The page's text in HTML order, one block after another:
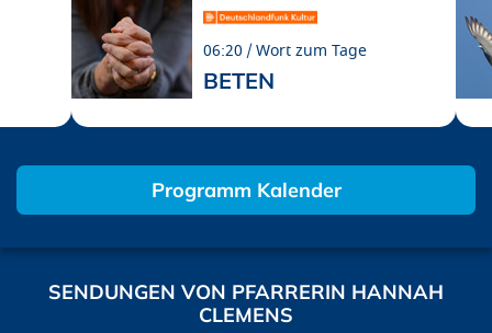
06:20 Wort zum Tage
BETEN
Programm Kalender
SENDUNGEN VON PFARRERIN HANNAH
CLEMENS